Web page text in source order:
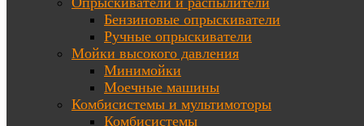
Бензиновые опрыскиватели
Ручные опрыскиватели
Мойки высокого давления
Минимойки
Моечные машины
Комбисистемы и мультимоторы
Комбисистемы